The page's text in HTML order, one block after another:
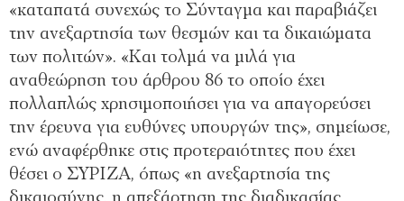
«καταπατά συνεχώς το Σύνταγμα και παραβιάζει
την ανεξαρτησία των θεσμών και τα δικαιώματα
των πολιτών». «Και τολμά να μιλά για
αναθεώρηση του άρθρου 86 το οποίο έχει
πολλαπλώς χρησιμοποιήσει για να απαγορεύσει
την έρευνα για ευθύνες υπουργών της», σημείωσε,
ενώ αναφέρθηκε στις προτεραιότητες που έχει
θέσει ο ΣΥΡΙΖΑ, όπως «η ανεξαρτησία της